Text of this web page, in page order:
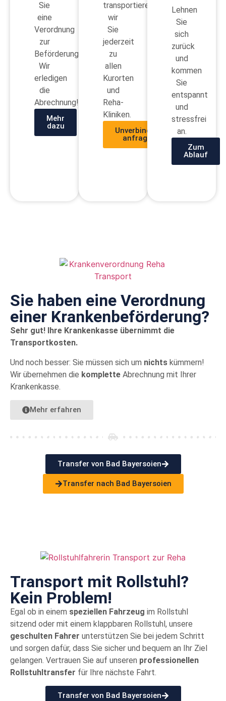
Sie
eine
Verordnung
zur
Beförderung?
Wir
erledigen
die
Abrechnung!
Mehr
dazu
transportieren
wir
Sie
jederzeit
zu
allen
Kurorten
und
Reha-
Kliniken.
Unverbindlich
anfragen
Lehnen
Sie
sich
zurück
und
kommen
Sie
entspannt
und
stressfrei
an.
Zum
Ablauf
Sie haben eine Verordnung
einer Kranken­beförderung?
Sehr gut! Ihre Krankenkasse übernimmt die
Transportkosten.
Und noch besser: Sie müssen sich um nichts kümmern!
Wir übernehmen die komplette Abrechnung mit Ihrer
Krankenkasse.
Mehr erfahren
Transfer von Bad Bayersoien
Transfer nach Bad Bayersoien
Transport mit Rollstuhl?
Kein Problem!
Egal ob in einem speziellen Fahrzeug im Rollstuhl
sitzend oder mit einem klappbaren Rollstuhl, unsere
geschulten Fahrer unterstützen Sie bei jedem Schritt
und sorgen dafür, dass Sie sicher und bequem an Ihr Ziel
gelangen. Vertrauen Sie auf unseren professionellen
Rollstuhltransfer für Ihre nächste Fahrt.
Transfer von Bad Bayersoien